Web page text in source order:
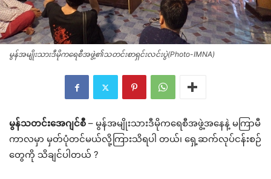
မွန်အမျိုးသားဒီမိုကရေစီအဖွဲ့၏သတင်းစာရှင်းလင်းပွဲ(Photo-IMNA)
မွန်သတင်းအေဂျင်စီ – မွန်အမျိုးသားဒီမိုကရေစီအဖွဲ့အနေနဲ့ မကြာမီ
ကာလမှာ မှတ်ပုံတင်မယ်လို့ကြားသိရပါ တယ်၊ ရှေ့ဆက်လုပ်ငန်းစဉ်
တွေကို သိချင်ပါတယ် ?